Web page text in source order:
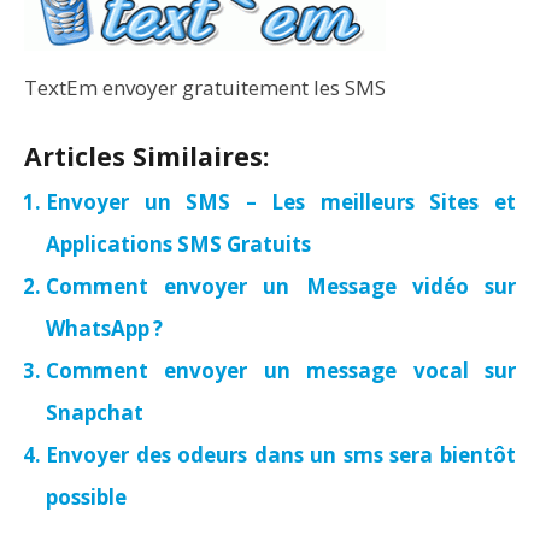
TextEm envoyer gratuitement les SMS
Articles Similaires:
Envoyer un SMS – Les meilleurs Sites et
Applications SMS Gratuits
Comment envoyer un Message vidéo sur
WhatsApp ?
Comment envoyer un message vocal sur
Snapchat
Envoyer des odeurs dans un sms sera bientôt
possible